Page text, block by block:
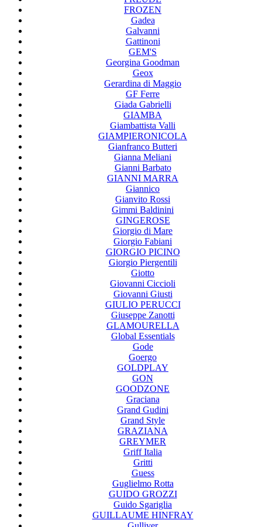
FROZEN
Gadea
Galvanni
Gattinoni
GEM'S
Georgina Goodman
Geox
Gerardina di Maggio
GF Ferre
Giada Gabrielli
GIAMBA
Giambattista Valli
GIAMPIERONICOLA
Gianfranco Butteri
Gianna Meliani
Gianni Barbato
GIANNI MARRA
Giannico
Gianvito Rossi
Gimmi Baldinini
GINGEROSE
Giorgio di Mare
Giorgio Fabiani
GIORGIO PICINO
Giorgio Piergentili
Giotto
Giovanni Ciccioli
Giovanni Giusti
GIULIO PERUCCI
Giuseppe Zanotti
GLAMOURELLA
Global Essentials
Gode
Goergo
GOLDPLAY
GON
GOODZONE
Graciana
Grand Gudini
Grand Style
GRAZIANA
GREYMER
Griff Italia
Gritti
Guess
Guglielmo Rotta
GUIDO GROZZI
Guido Sgariglia
GUILLAUME HINFRAY